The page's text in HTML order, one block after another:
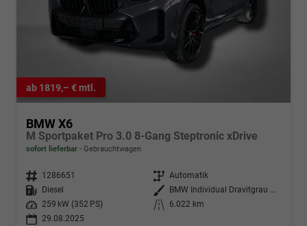
ab 1819,– € mtl.
BMW X6
M Sportpaket Pro 3.0 8-Gang Steptronic xDrive
sofort lieferbar Gebrauchtwagen
Fahrzeugnr. 1286651 Getriebe Automatik
Kraftstoff
Diesel Außenfarbe
BMW Individual Dravitgrau metallic
Leistung
259 kW (352 PS) Kilometerstand
6.022 km
29.08.2025